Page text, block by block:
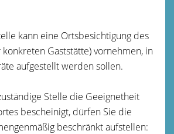
kann eine Ortsbesichtigung des
Gaststätte) vornehmen, in
aufgestellt werden sollen.
Stelle die Geeignetheit
bescheinigt, dürfen Sie die
beschränkt aufstellen: